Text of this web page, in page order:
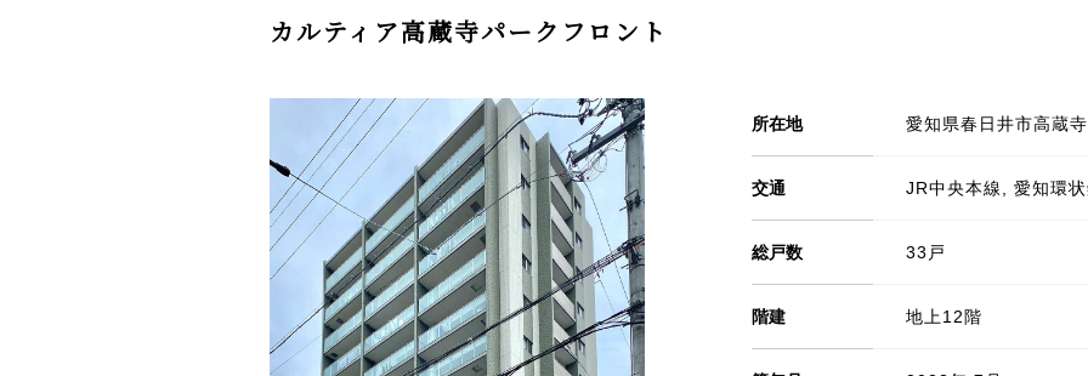
カルティア高蔵寺パークフロント
所在地 愛知県春日井市高蔵
交通 JR中央本線, 愛知環
総戸数 33戸
階建 地上12階